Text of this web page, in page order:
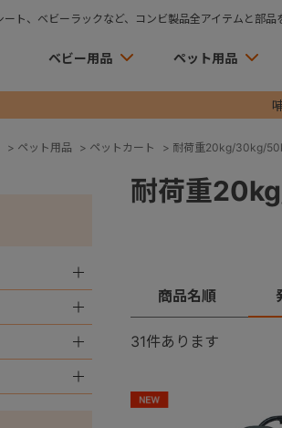
ト、ベビーラックなど、コンビ製品全アイテムと部品
ベビー用品 ペット用品
> ペット用品 > ペットカート > 耐荷重20kg/30kg/
耐荷重
商品名順
31件あります